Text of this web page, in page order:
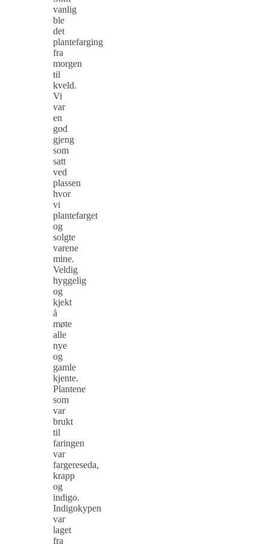
vanlig
ble
det
plantefarging
fra
morgen
til
kveld.
Vi
var
en
god
gjeng
som
satt
ved
plassen
hvor
vi
plantefarget
og
solgte
varene
mine.
Veldig
hyggelig
og
kjekt
å
møte
alle
nye
og
gamle
kjente.
Plantene
som
var
brukt
til
faringen
var
fargereseda,
krapp
og
indigo.
Indigokypen
var
laget
fra